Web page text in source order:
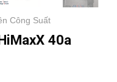
Công Suất
40a